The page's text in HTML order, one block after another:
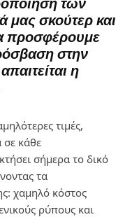
των
μας σκούτερ και
προσφέρουμε
στην
η
τιμές,
σε κάθε
σήμερα το δικό
τα
χαμηλό κόστος
ρύπους και